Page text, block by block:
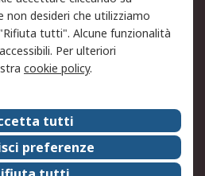
servizio
Contattaci
ESG
RS Group
non desideri che utilizziamo
tutti". Alcune funzionalità
Per ulteriori
cookie policy.
tutti
preferenze